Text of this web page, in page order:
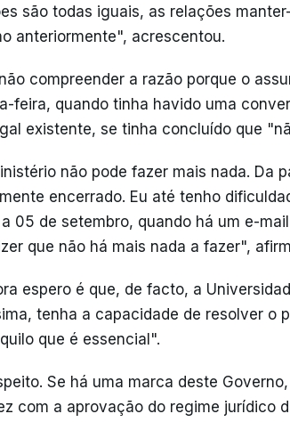
são todas iguais, as relações
anteriormente", acrescentou.
compreender a razão porque o
feira, quando tinha havido uma
existente, se tinha concluído que
não pode fazer mais nada. Da
encerrado. Eu até tenho
05 de setembro, quando há um e-
que não há mais nada a fazer",
espero é que, de facto, a
tenha a capacidade de resolver o
que é essencial".
Se há uma marca deste
com a aprovação do regime jurídico